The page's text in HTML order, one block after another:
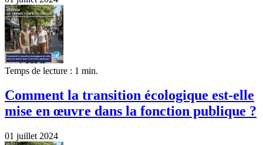
Temps de lecture : 1 min.
Comment la transition écologique est-elle
mise en œuvre dans la fonction publique ?
01 juillet 2024